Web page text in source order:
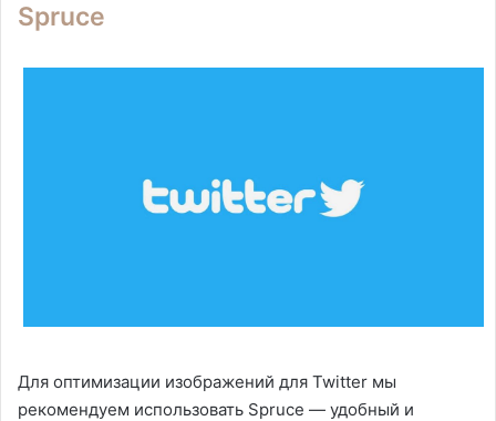
Spruce
Для оптимизации изображений для Twitter мы
рекомендуем использовать Spruce — удобный и